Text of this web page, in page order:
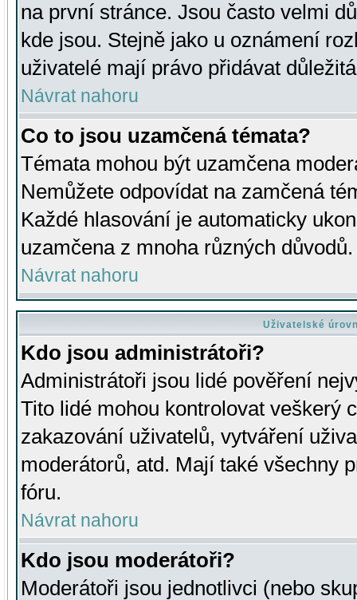
na první stránce. Jsou často velmi
kde jsou. Stejně jako u oznámení
uživatelé mají právo přidávat
Návrat nahoru
Co to jsou uzamčená témata?
Témata mohou být uzamčena
Nemůžete odpovídat na zamčená
Každé hlasování je automaticky
uzamčena z mnoha různých důvodů.
Návrat nahoru
Uživatelské
Kdo jsou administrátoři?
Administrátoři jsou lidé pověření
Tito lidé mohou kontrolovat veškerý
zakazování uživatelů, vytváření
moderátorů, atd. Mají také všechny
fóru.
Návrat nahoru
Kdo jsou moderátoři?
Moderátoři jsou jednotlivci (nebo